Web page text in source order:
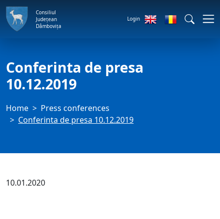
Consiliul
Județean
Dâmbovița
Login
Conferinta de presa
10.12.2019
Home
Press conferences
Conferinta de presa 10.12.2019
10.01.2020